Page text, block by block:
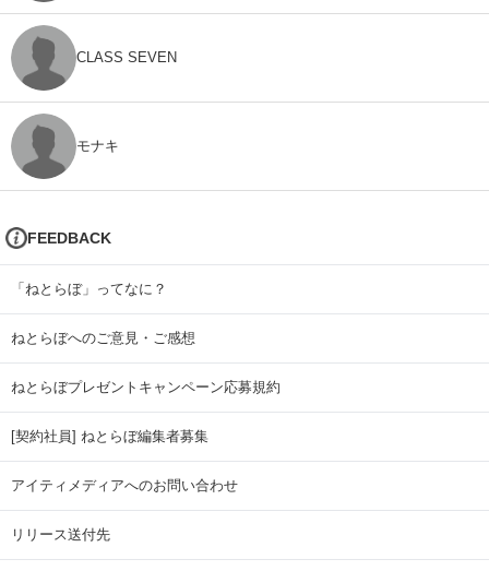
CLASS SEVEN
モナキ
FEEDBACK
「ねとらぼ」ってなに？
ねとらぼへのご意見・ご感想
ねとらぼプレゼントキャンペーン応募規約
[契約社員] ねとらぼ編集者募集
アイティメディアへのお問い合わせ
リリース送付先